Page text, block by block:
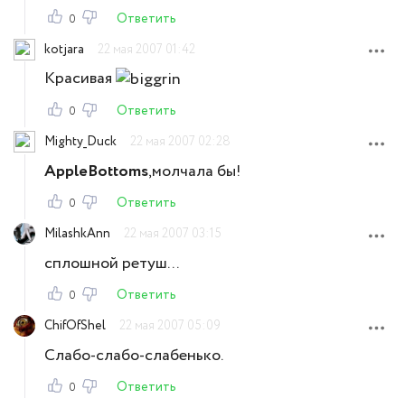
0
Ответить
kotjara
22 мая 2007 01:42
Красивая
0
Ответить
Mighty_Duck
22 мая 2007 02:28
AppleBottoms,молчала бы!
0
Ответить
MilashkAnn
22 мая 2007 03:15
сплошной ретуш...
0
Ответить
ChifOfShel
22 мая 2007 05:09
Слабо-слабо-слабенько.
0
Ответить